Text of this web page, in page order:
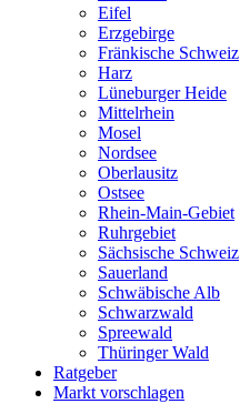
Eifel
Erzgebirge
Fränkische Schweiz
Harz
Lüneburger Heide
Mittelrhein
Mosel
Nordsee
Oberlausitz
Ostsee
Rhein-Main-Gebiet
Ruhrgebiet
Sächsische Schweiz
Sauerland
Schwäbische Alb
Schwarzwald
Spreewald
Thüringer Wald
Ratgeber
Markt vorschlagen